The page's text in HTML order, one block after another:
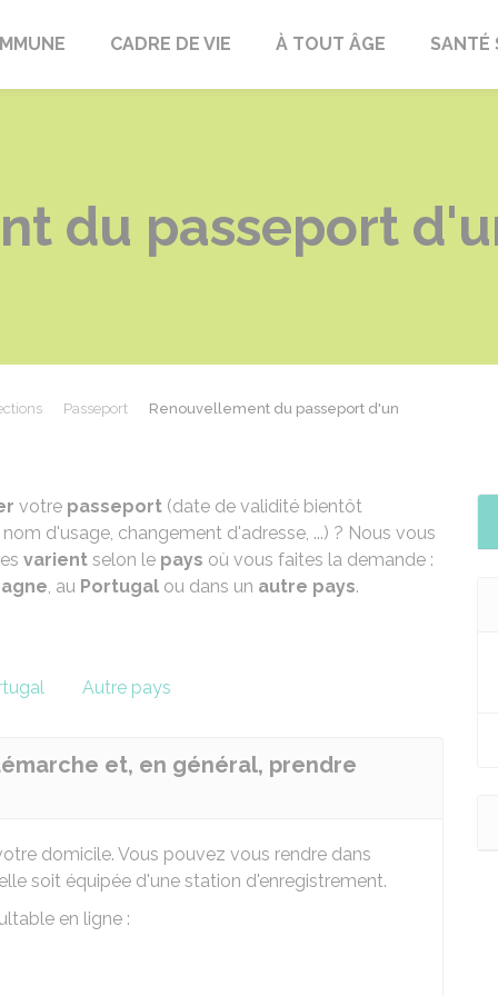
CADRE DE VIE À TOUT ÂGE SANTÉ
du passeport
Passeport Renouvellement du passeport d'un
votre passeport (date de validité bientôt
d'usage, changement d'adresse, ...) ? Nous vous
varient selon le pays où vous faites la demande :
, au Portugal ou dans un autre pays.
Autre pays
et, en général, prendre
domicile. Vous pouvez vous rendre dans
soit équipée d'une station d'enregistrement.
en ligne :